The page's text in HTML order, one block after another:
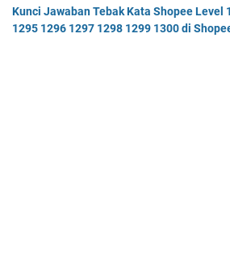
Kunci Jawaban Tebak Kata Shopee Level
1295 1296 1297 1298 1299 1300 di